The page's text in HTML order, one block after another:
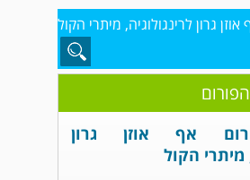
אוזן גרון לרינגולוגיה, מיתרי הקול
אף אוזן גרון
מיתרי הקול